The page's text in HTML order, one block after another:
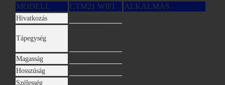
MODELL CTM21 WIFI ALKALMAS
Hivatkozás
Tápegység
Magasság
Hosszúság
Szélesség